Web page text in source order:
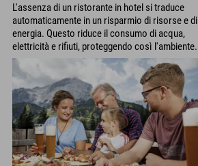
L'assenza di un ristorante in hotel si traduce
automaticamente in un risparmio di risorse e di
energia. Questo riduce il consumo di acqua,
elettricità e rifiuti, proteggendo così l'ambiente.